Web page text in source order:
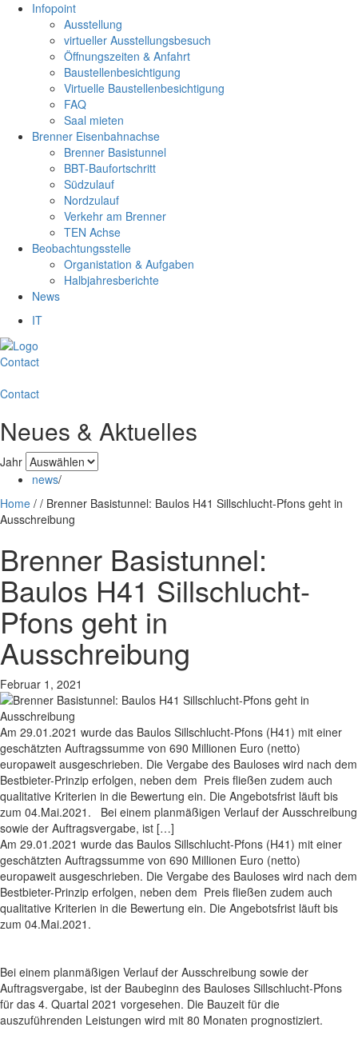
Infopoint
Ausstellung
virtueller Ausstellungsbesuch
Öffnungszeiten & Anfahrt
Baustellenbesichtigung
Virtuelle Baustellenbesichtigung
FAQ
Saal mieten
Brenner Eisenbahnachse
Brenner Basistunnel
BBT-Baufortschritt
Südzulauf
Nordzulauf
Verkehr am Brenner
TEN Achse
Beobachtungsstelle
Organistation & Aufgaben
Halbjahresberichte
News
IT
Contact
Contact
Neues & Aktuelles
Jahr
news/
Home / / Brenner Basistunnel: Baulos H41 Sillschlucht-Pfons geht in
Ausschreibung
Brenner Basistunnel:
Baulos H41 Sillschlucht-
Pfons geht in
Ausschreibung
Februar 1, 2021
Am 29.01.2021 wurde das Baulos Sillschlucht-Pfons (H41) mit einer
geschätzten Auftragssumme von 690 Millionen Euro (netto)
europaweit ausgeschrieben. Die Vergabe des Bauloses wird nach dem
Bestbieter-Prinzip erfolgen, neben dem Preis fließen zudem auch
qualitative Kriterien in die Bewertung ein. Die Angebotsfrist läuft bis
zum 04.Mai.2021. Bei einem planmäßigen Verlauf der Ausschreibung
sowie der Auftragsvergabe, ist […]
Am 29.01.2021 wurde das Baulos Sillschlucht-Pfons (H41) mit einer
geschätzten Auftragssumme von 690 Millionen Euro (netto)
europaweit ausgeschrieben. Die Vergabe des Bauloses wird nach dem
Bestbieter-Prinzip erfolgen, neben dem Preis fließen zudem auch
qualitative Kriterien in die Bewertung ein. Die Angebotsfrist läuft bis
zum 04.Mai.2021.
Bei einem planmäßigen Verlauf der Ausschreibung sowie der
Auftragsvergabe, ist der Baubeginn des Bauloses Sillschlucht-Pfons
für das 4. Quartal 2021 vorgesehen. Die Bauzeit für die
auszuführenden Leistungen wird mit 80 Monaten prognostiziert.